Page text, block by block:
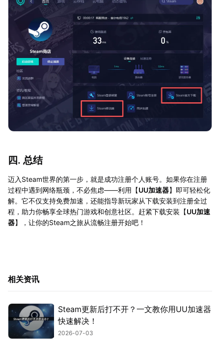
四. 总结
迈入Steam世界的第一步，就是成功注册个人账号。如果你在注册
过程中遇到网络瓶颈，不必焦虑——利用【UU加速器】即可轻松化
解。它不仅支持免费加速，还能指导新玩家从下载安装到注册全过
程，助力你畅享全球热门游戏和创意社区。赶紧下载安装【UU加速
器】，让你的Steam之旅从流畅注册开始吧！
相关资讯
Steam更新后打不开？一文教你用UU加速器
快速解决！
2026-07-03